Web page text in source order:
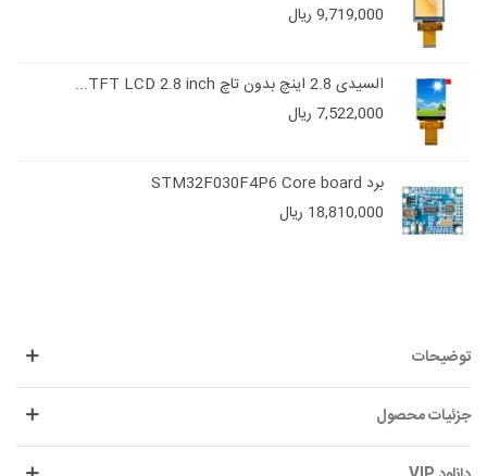
9,719,000 ریال
السیدی 2.8 اینچ بدون تاچ TFT LCD 2.8 inch...
7,522,000 ریال
برد STM32F030F4P6 Core board
18,810,000 ریال
توضیحات
جزئیات محصول